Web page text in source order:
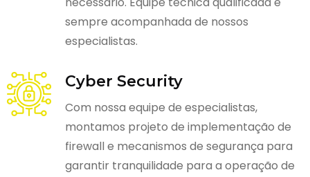
sempre acompanhada de nossos
especialistas.
Cyber Security
Com nossa equipe de especialistas,
montamos projeto de implementação de
firewall e mecanismos de segurança para
garantir tranquilidade para a operação de